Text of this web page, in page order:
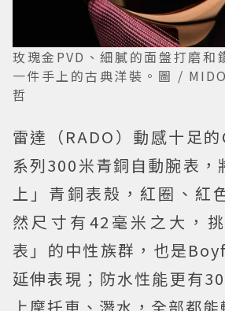
玫瑰金PVD、細膩的面盤打磨和
一件手上的古典洋裝。圖 /
哲
雷達（RADO）動感十足
系列300米青銅自動腕表，
上」青銅表殼，紅圈、紅
然尺寸有42毫米之大，
表」的中性族群，也是
延伸表現；防水性能更有